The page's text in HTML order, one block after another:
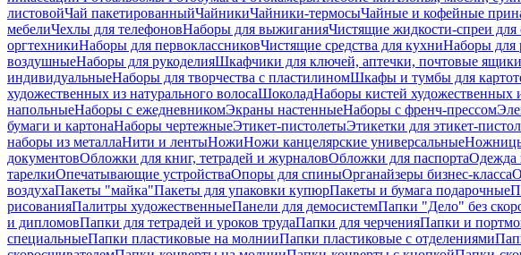
листовойЧай пакетированныйЧайникиЧайники-термосыЧайные и кофейные
мебелиЧехлы для телефоновНаборы для выжиганияЧистящие жидкости-спреи для
оргтехникиНаборы для первоклассниковЧистящие средства для кухниНаборы для
воздушныеНаборы для рукоделияШкафчики для ключей, аптечки, почтовые
индивидуальныеНаборы для творчества с пластилиномШкафы и тумбы для
художественных из натурального волосаШоколадНаборы кистей художественных
напольныеНаборы с ежедневникомЭкраны настенныеНаборы с френч-прессом
бумаги и картонаНаборы чертежныеЭтикет-пистолетыЭтикетки для этикет-
наборы из металлаНити и лентыНожиНожи канцелярские универсальные
документовОбложки для книг, тетрадей и журналовОбложки для паспортаОдежда
тарелкиОпечатывающие устройстваОпоры для спиныОрганайзеры бизнес-класса
воздухаПакеты "майка"Пакеты для упаковки купюрПакеты и бумага подарочные
рисованияПалитры художественныеПанели для демосистемПапки "Дело" без
и дипломовПапки для тетрадей и уроков трудаПапки для черченияПапки и
специальныеПапки пластиковые на молнииПапки пластиковые с отделениями